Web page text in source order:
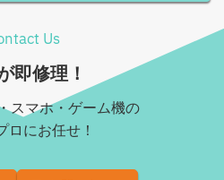
ステム復旧
軽度）
Us
即修理！
スマホ・ゲーム機の
ロにお任せ！